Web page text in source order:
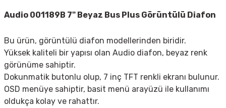
Audio 001189B 7" Beyaz Bus Plus Görüntülü Diafon
Bu ürün, görüntülü diafon modellerinden biridir.
Yüksek kaliteli bir yapısı olan Audio diafon, beyaz renk
görünüme sahiptir.
Dokunmatik butonlu olup, 7 inç TFT renkli ekranı bulunur.
OSD menüye sahiptir, basit menü arayüzü ile kullanımı
oldukça kolay ve rahattır.